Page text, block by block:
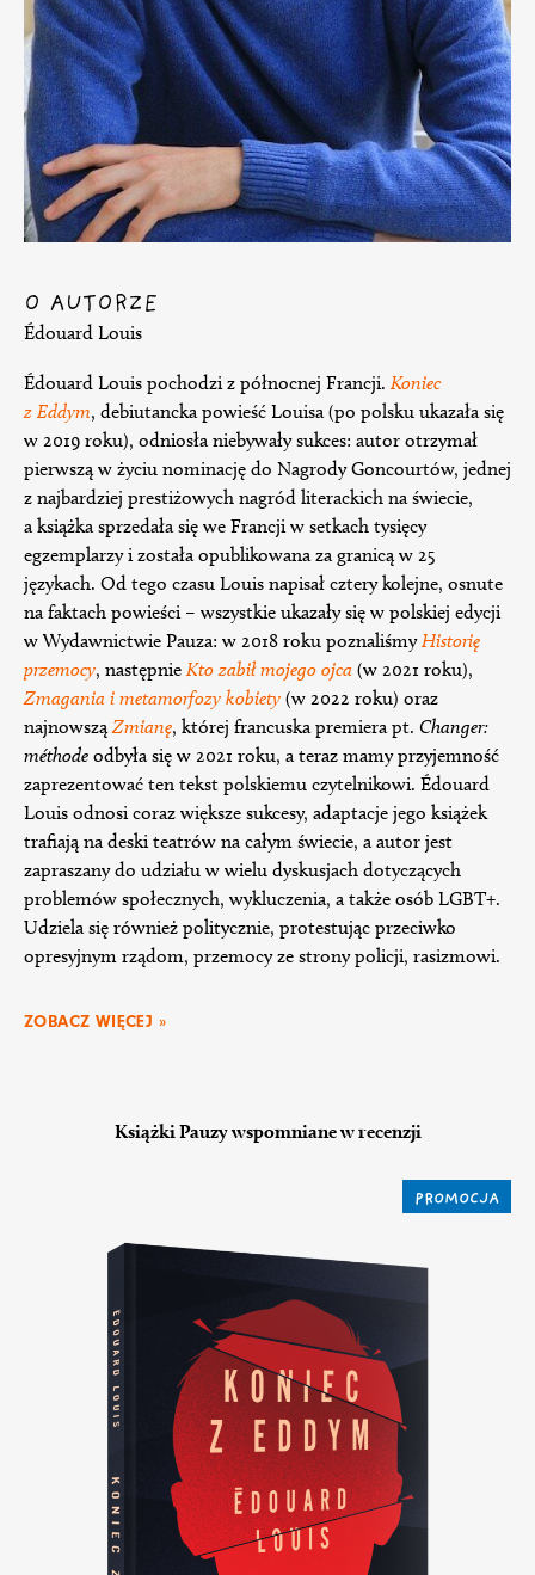
O AUTORZE
Édouard Louis
Édouard Louis pochodzi z północnej Francji. Koniec
z Eddym, debiutancka powieść Louisa (po polsku ukazała się
w 2019 roku), odniosła niebywały sukces: autor otrzymał
pierwszą w życiu nominację do Nagrody Goncourtów, jednej
z najbardziej prestiżowych nagród literackich na świecie,
a książka sprzedała się we Francji w setkach tysięcy
egzemplarzy i została opublikowana za granicą w 25
językach. Od tego czasu Louis napisał cztery kolejne, osnute
na faktach powieści – wszystkie ukazały się w polskiej edycji
w Wydawnictwie Pauza: w 2018 roku poznaliśmyHistorię
przemocy, następnie Kto zabił mojego ojca (w 2021 roku),
Zmagania i metamorfozy kobiety (w 2022 roku) oraz
najnowsząZmianę, której francuska premiera pt. Changer:
méthode odbyła się w 2021 roku, a teraz mamy przyjemność
zaprezentować ten tekst polskiemu czytelnikowi. Édouard
Louis odnosi coraz większe sukcesy, adaptacje jego książek
trafiają na deski teatrów na całym świecie, a autor jest
zapraszany do udziału w wielu dyskusjach dotyczących
problemów społecznych, wykluczenia, a także osób LGBT+.
Udziela się również politycznie, protestując przeciwko
opresyjnym rządom, przemocy ze strony policji, rasizmowi.
ZOBACZ WIĘCEJ »
Książki Pauzy wspomniane w recenzji
PROMOCJA